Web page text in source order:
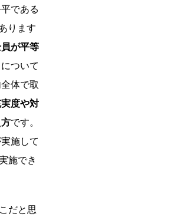
である
ります
が平等
ついて
体で取
度や対
です。
施して
施でき
だと思